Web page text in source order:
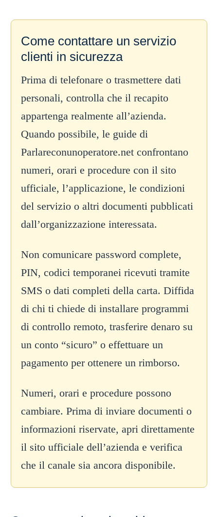
Come contattare un servizio
clienti in sicurezza
Prima di telefonare o trasmettere dati
personali, controlla che il recapito
appartenga realmente all’azienda.
Quando possibile, le guide di
Parlareconunoperatore.net confrontano
numeri, orari e procedure con il sito
ufficiale, l’applicazione, le condizioni
del servizio o altri documenti pubblicati
dall’organizzazione interessata.
Non comunicare password complete,
PIN, codici temporanei ricevuti tramite
SMS o dati completi della carta. Diffida
di chi ti chiede di installare programmi
di controllo remoto, trasferire denaro su
un conto “sicuro” o effettuare un
pagamento per ottenere un rimborso.
Numeri, orari e procedure possono
cambiare. Prima di inviare documenti o
informazioni riservate, apri direttamente
il sito ufficiale dell’azienda e verifica
che il canale sia ancora disponibile.